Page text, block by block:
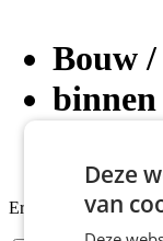
Bouw
Er zijn 3 resultaten
Deze
van